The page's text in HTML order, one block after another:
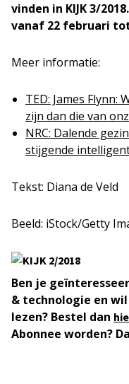
vinden in KIJK 3/
vanaf 22 februari
Meer informatie:
TED: James Flynn:
zijn dan die van
NRC: Dalende
stijgende
Tekst: Diana de Veld
Beeld: iStock/Getty
Ben je
& technologie en
lezen? Bestel dan
Abonnee worden?